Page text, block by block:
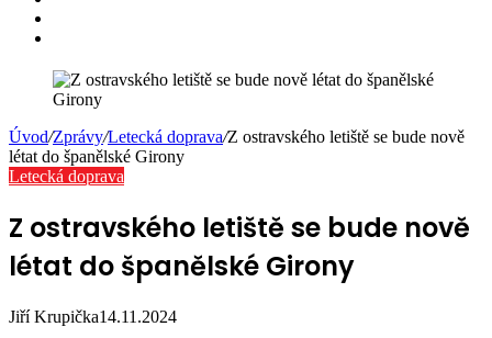
Úvod/Zprávy/Letecká doprava/Z ostravského letiště se bude nově
létat do španělské Girony
Letecká doprava
Z ostravského letiště se bude nově
létat do španělské Girony
Jiří Krupička14.11.2024